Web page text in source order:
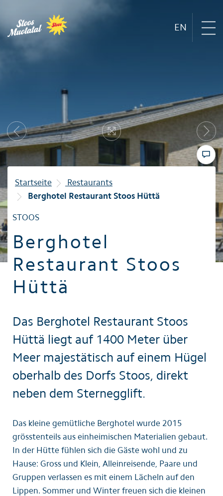
EN
Bergbahnen
Sommer
Winter
Familie
Previous Resize
Next
Startseite
Restaurants
Berghotel Restaurant Stoos Hüttä
STOOS
Berghotel
Restaurant Stoos
Hüttä
Das Berghotel Restaurant Stoos
Hüttä liegt auf 1400 Meter über
Meer majestätisch auf einem Hügel
oberhalb des Dorfs Stoos, direkt
neben dem Sternegglift.
Das kleine gemütliche Berghotel wurde 2015
grösstenteils aus einheimischen Materialien gebaut.
In der Hütte fühlen sich die Gäste wohl und zu
Hause: Gross und Klein, Alleinreisende, Paare und
Gruppen verlassen es mit einem Lächeln auf den
Lippen. Sommer und Winter freuen sich die kleinen